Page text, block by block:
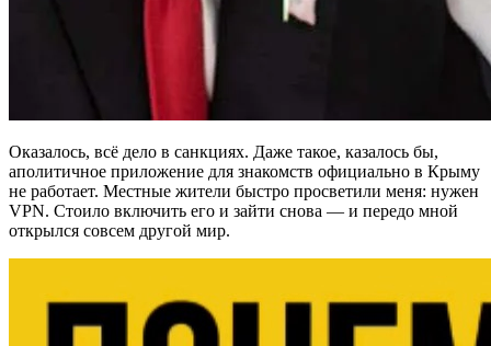
Оказалось, всё дело в санкциях. Даже такое, казалось бы,
аполитичное приложение для знакомств официально в Крыму
не работает. Местные жители быстро просветили меня: нужен
VPN. Стоило включить его и зайти снова — и передо мной
открылся совсем другой мир.